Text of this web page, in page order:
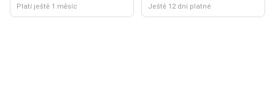
Platí ještě 1 měsíc Ještě 12 dní platné